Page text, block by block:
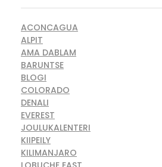
ACONCAGUA
ALPIT
AMA DABLAM
BARUNTSE
BLOGI
COLORADO
DENALI
EVEREST
JOULUKALENTERI
KIIPEILY
KILIMANJARO